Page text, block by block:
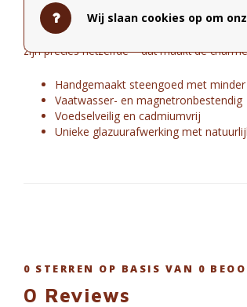
Elk stuk wordt met zorg vervaardigd uit
waardoor subtiele, organische variaties
zijn precies hetzelfde – dat maakt de
Handgemaakt steengoed met
Vaatwasser- en magnetronbestendig
Voedselveilig en cadmiumvrij
Unieke glazuurafwerking met
0 STERREN OP BASIS VAN 0
0 Reviews
Wij slaan cookies op om